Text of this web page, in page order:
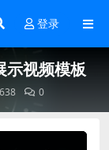
登录
示视频模板
638 0